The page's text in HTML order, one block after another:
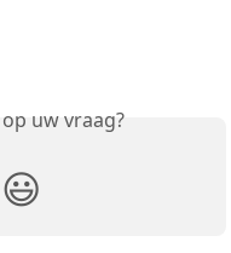
uw vraag?
😃